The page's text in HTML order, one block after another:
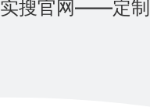
实搜官网——定